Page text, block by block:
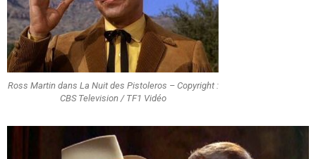
Ross Martin dans La Nuit des Pistoleros – Copyright :
CBS Television / TF1 Vidéo